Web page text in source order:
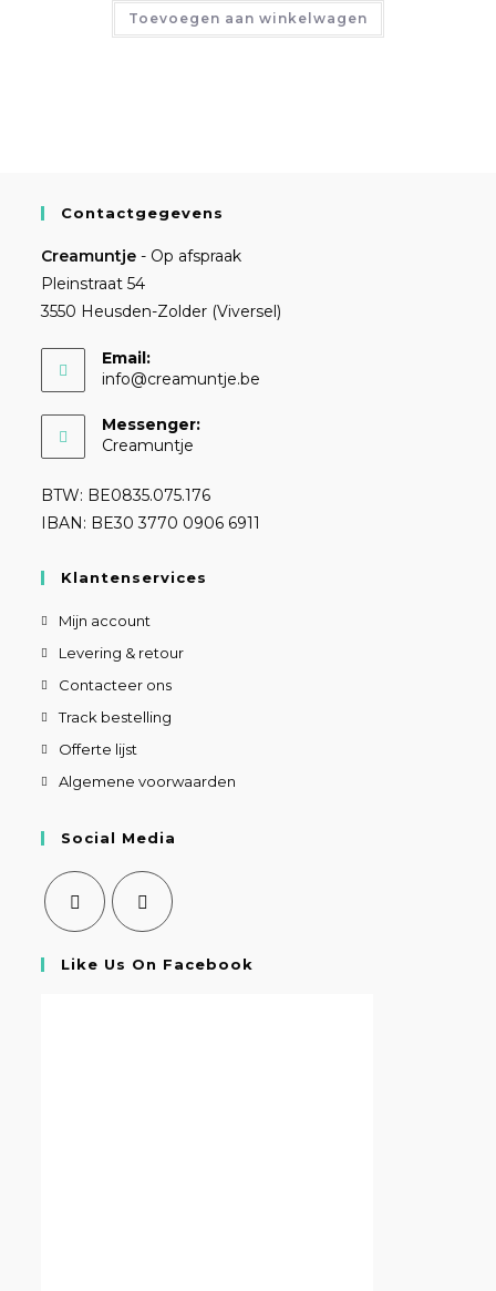
Toevoegen aan winkelwagen
Contactgegevens
Creamuntje - Op afspraak
Pleinstraat 54
3550 Heusden-Zolder (Viversel)
Email:
info@creamuntje.be
Messenger:
Creamuntje
BTW: BE0835.075.176
IBAN: BE30 3770 0906 6911
Klantenservices
Mijn account
Levering & retour
Contacteer ons
Track bestelling
Offerte lijst
Algemene voorwaarden
Social Media
Like Us On Facebook